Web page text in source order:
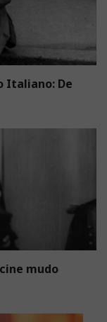
Italiano: De
mudo